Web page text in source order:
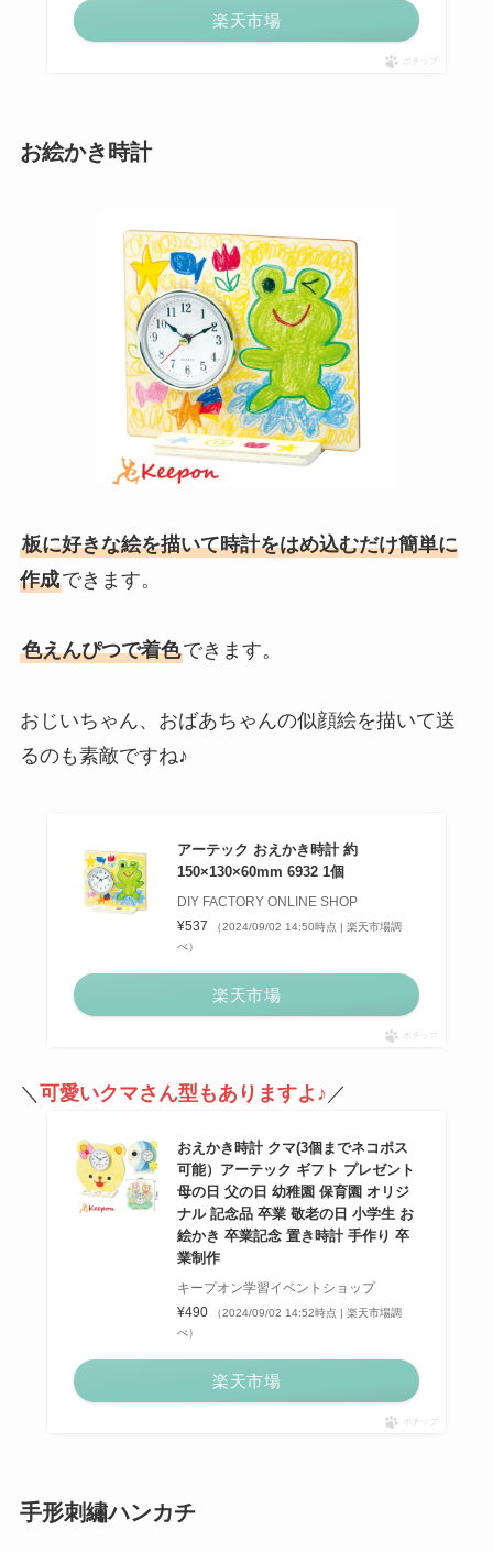
楽天市場
ポチップ
お絵かき時計
板に好きな絵を描いて時計をはめ込むだけ簡単に
作成できます。
色えんぴつで着色できます。
おじいちゃん、おばあちゃんの似顔絵を描いて送
るのも素敵ですね♪
アーテック おえかき時計 約
150×130×60mm 6932 1個
DIY FACTORY ONLINE SHOP
¥537
（2024/09/02 14:50時点 | 楽天市場調
べ）
楽天市場
ポチップ
＼ 可愛いクマさん型もありますよ♪ ／
おえかき時計 クマ(3個までネコポス
可能）アーテック ギフト プレゼント
母の日 父の日 幼稚園 保育園 オリジ
ナル 記念品 卒業 敬老の日 小学生 お
絵かき 卒業記念 置き時計 手作り 卒
業制作
キープオン学習イベントショップ
¥490
（2024/09/02 14:52時点 | 楽天市場調
べ）
楽天市場
ポチップ
手形刺繡ハンカチ